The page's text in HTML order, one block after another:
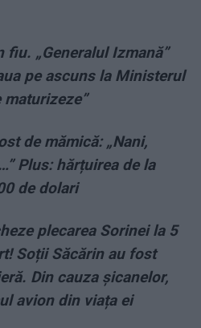
„Generalul Izmană”
pe ascuns la Ministerul
de mămică: „Nani,
Plus: hărțuirea de la
de dolari
plecarea Sorinei la 5
Soții Săcărin au fost
Din cauza șicanelor,
avion din viața ei